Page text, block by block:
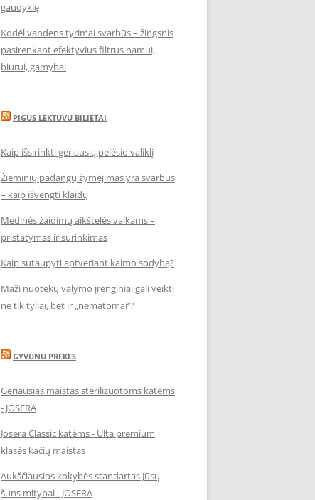
gaudyklę
Kodėl vandens tyrimai svarbūs – žingsnis
pasirenkant efektyvius filtrus namui,
biurui, gamybai
PIGUS LEKTUVU BILIETAI
Kaip išsirinkti geriausią pelėsio valiklį
Žieminių padangų žymėjimas yra svarbus
– kaip išvengti klaidų
Medinės žaidimų aikštelės vaikams –
pristatymas ir surinkimas
Kaip sutaupyti aptveriant kaimo sodybą?
Maži nuotekų valymo įrenginiai gali veikti
ne tik tyliai, bet ir „nematomai‘‘?
GYVUNU PREKES
Geriausias maistas sterilizuotoms katėms
- JOSERA
Josera Classic katėms - Ulta premium
klasės kačių maistas
Aukščiausios kokybės standartas Jūsų
šuns mitybai - JOSERA